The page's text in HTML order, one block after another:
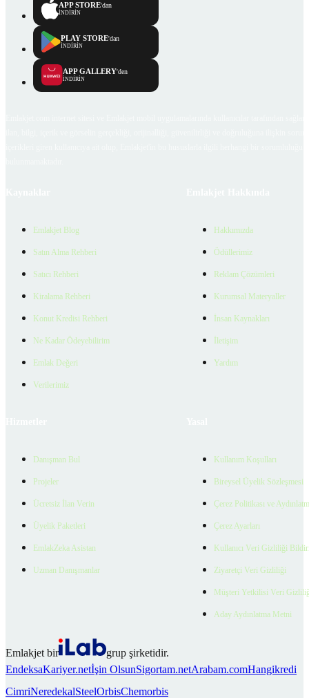
APP STORE'dan
İNDİRİN
PLAY STORE'dan
İNDİRİN
APP GALLERY'den
İNDİRİN
Emlakjet Blog
Satın Alma Rehberi
Satıcı Rehberi
Kiralama Rehberi
Konut Kredisi Rehberi
Ne Kadar Ödeyebilirim
Emlak Değeri
Verilerimiz
Hakkımızda
Ödüllerimiz
Reklam Çözümleri
Kurumsal Materyaller
İnsan Kaynakları
İletişim
Yardım
Danışman Bul
Projeler
Ücretsiz İlan Verin
Üyelik Paketleri
EmlakZeka Asistan
Uzman Danışmanlar
Kullanım Koşulları
Bireysel Üyelik Sözleşmesi
Çerez Politikası ve
Çerez Ayarları
Kullanıcı Veri Gizliliği
Ziyaretçi Veri Gizliliği
Müşteri Yetkilisi Veri
Aday Aydınlatma Metni
Emlakjet bir
grup şirketidir.
EndeksaKariyer.netİşin OlsunSigortam.netArabam.comHangikredi
CimriNeredekalSteelOrbisChemorbis